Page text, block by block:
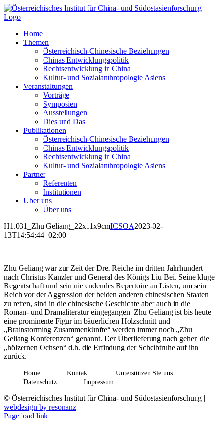
Zum
Inhalt
Home
Themen
Österreichisch-Chinesische Beziehungen
Chinas Entwicklungspolitik
Rechtsentwicklung in China
Kultur- und Sozialanthropologie Asiens
Veranstaltungen
Vorträge
Symposien
Ausstellungen
Dies und Das
Publikationen
Österreichisch-Chinesische Beziehungen
Chinas Entwicklungspolitik
Rechtsentwicklung in China
Kultur- und Sozialanthropologie Asiens
Partner
Referenten
Institutionen
Über uns
Über uns
H1.031_Zhu Geliang_22x11x9cmICSOA2023-02-
13T14:54:44+02:00
Zhu Geliang war zur Zeit der Drei Reiche im dritten Jahrhundert
nach Christus Kanzler und General des Königs Liu Bei. Seine kluge
Regentschaft und sein nie endendes Repertoire an Listen, um sein
Reich vor der Aggression der beiden anderen chinesischen Staaten
zu retten, sind in die chinesische Geschichte aber auch in die
Roman- und Dramaliteratur eingegangen. Zhu Geliang ist bis heute
eine prominente Figur im bäuerlichen Holzschnitt und
„Brainstorming Zusammenkünfte“ werden immer noch „Zhu
Geliang Konferenzen“ genannt. Der Überlieferung nach gehen die
„hölzernen Ochsen“ d.h. die Erfindung der Scheibtruhe auf ihn
zurück.
Home Kontakt
Unterstützen Sie uns
Datenschutz
Impressum
© Österreichisches Institut für China- und Südostasienforschung |
webdesign by resonanz
Page load link